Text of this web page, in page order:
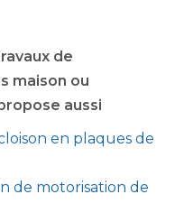
de
maison ou
aussi
en plaques de
de motorisation de